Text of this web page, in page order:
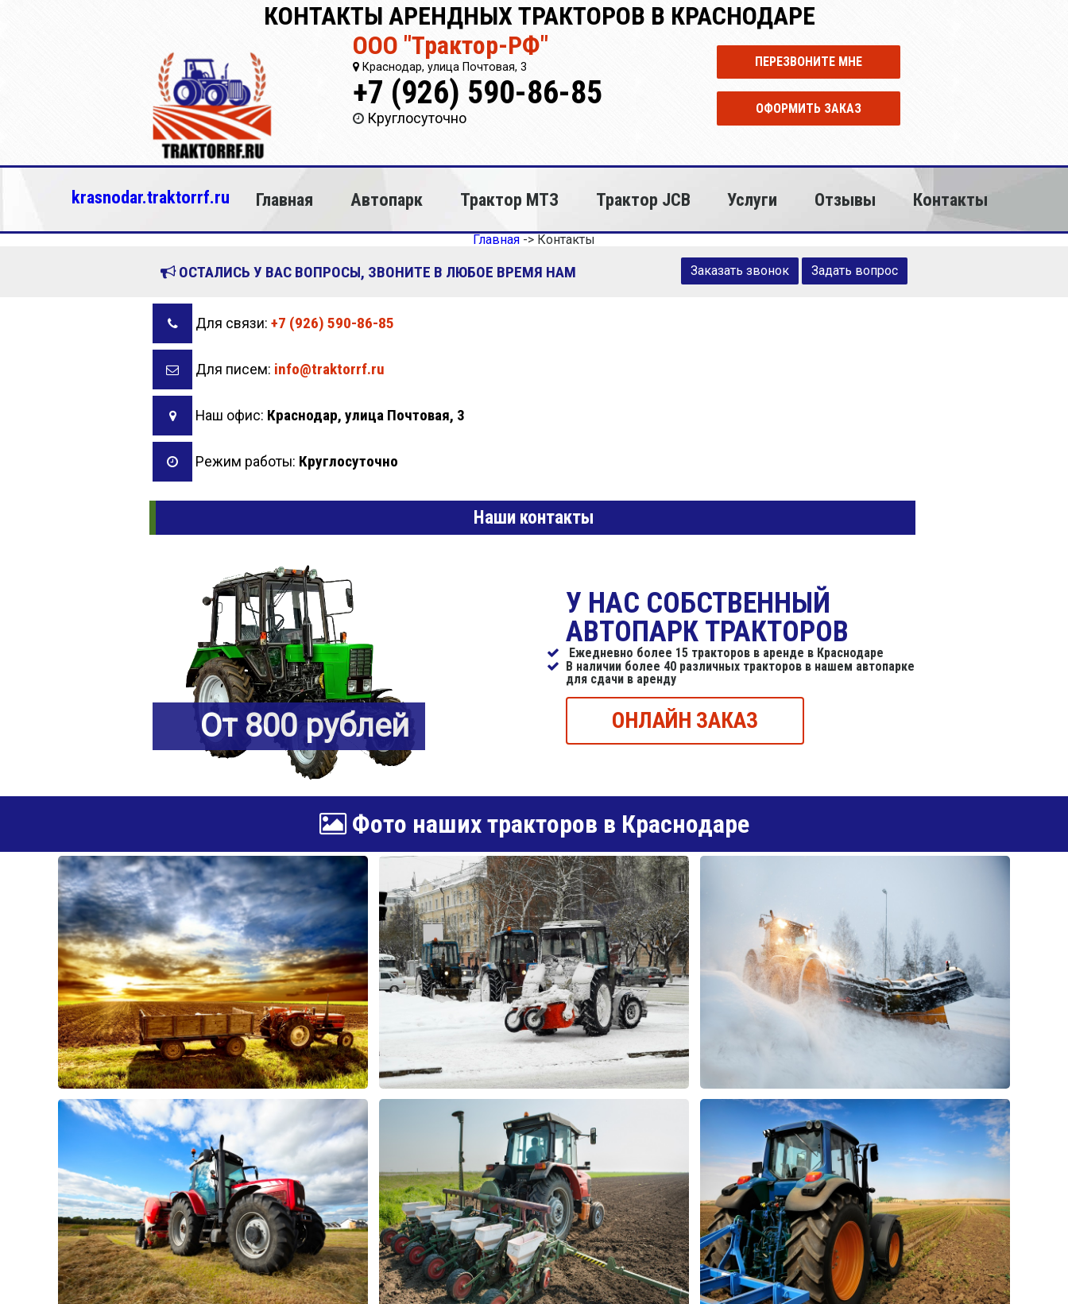
КОНТАКТЫ АРЕНДНЫХ ТРАКТОРОВ В КРАСНОДАРЕ
ООО "Трактор-РФ"
Краснодар, улица Почтовая, 3
+7 (926) 590-86-85
Круглосуточно
ПЕРЕЗВОНИТЕ МНЕ
ОФОРМИТЬ ЗАКАЗ
krasnodar.traktorrf.ru Главная Автопарк Трактор МТЗ Трактор JCB Услуги Отзывы Контакты
Главная -> Контакты
ОСТАЛИСЬ У ВАС ВОПРОСЫ, ЗВОНИТЕ В ЛЮБОЕ ВРЕМЯ НАМ Заказать звонок Задать вопрос
Для связи: +7 (926) 590-86-85
Для писем: info@traktorrf.ru
Наш офис: Краснодар, улица Почтовая, 3
Режим работы: Круглосуточно
Наши контакты
От 800 рублей
У НАС СОБСТВЕННЫЙ
АВТОПАРК ТРАКТОРОВ
Ежедневно более 15 тракторов в аренде в Краснодаре
В наличии более 40 различных тракторов в нашем автопарке
для сдачи в аренду
ОНЛАЙН ЗАКАЗ
Фото наших тракторов в Краснодаре